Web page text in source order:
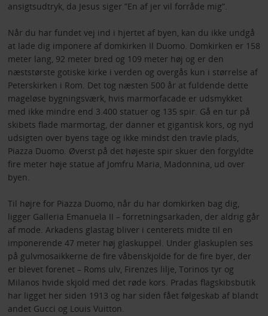
ansigtsudtryk, da Jesus siger ”En af jer vil forråde mig”.
Når du har fundet vej ind i hjertet af byen, kan du ikke undgå
at lade dig imponere af domkirken Il Duomo. Domkirken er 158
meter lang, 92 meter bred og 109 meter høj og er den
næststørste gotiske kirke i verden og overgås kun i størrelse af
Peterskirken i Rom. Det tog næsten 500 år at fuldende dette
mageløse bygningsværk, hvis marmorfacade er udsmykket
med ikke mindre end 3.400 statuer og 135 spir. Gå en tur på
skibets flade marmortag, der danner et gigantisk kors, og nyd
udsigten over byens tage og ikke mindst den travle plads,
Piazza Duomo. Øverst på det højeste spir skuer den forgyldte
fire meter høje statue af Jomfru Maria, Madonnina, ud over
byen.
Til højre for Piazza Duomo, når du har domkirken bag dig,
ligger Galleria Emanuela II – forretningsarkaden, der aldrig går
af mode. Arkadens glastag bliver i centerets midte til en
imponerende 47 meter høj glaskuppel. Under glaskuplen ses
på gulvmosaikkerne de fire våbenskjolde for de fire byer, der
er blevet forenet – Roms ulv, Firenzes lilje, Torinos tyr og
Milanos hvide skjold med det røde kors. Pradas flagskibsbutik
har ligget her siden 1913 og har siden fået følgeskab af blandt
andet Gucci og Louis Vuitton.